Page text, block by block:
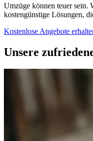
Umzüge können teuer sein.
kostengünstige Lösungen,
Kostenlose Angebote
Unsere